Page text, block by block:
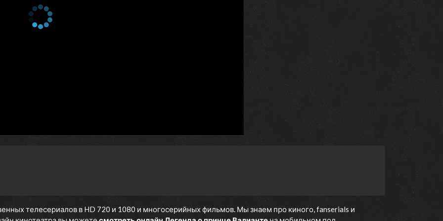
2 сезон 23 серия
2 сезон 22 серия
19 февраля 1993
2 сезон 15 серия
Принцесса Алита
8 января 1993
2 сезон 10 серия
Предатель
4 декабря 1992
телесериалов в HD 720 и 1080 и многосерийных фильмов. Мы знаем про киного, fanserials и